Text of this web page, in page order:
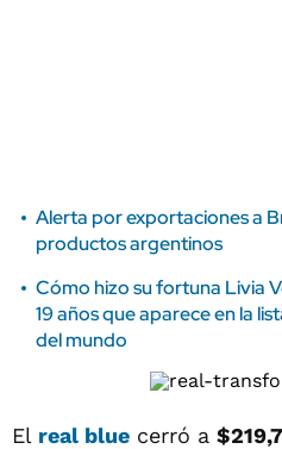
Alerta por exportaciones a
productos argentinos
Cómo hizo su fortuna Livia
19 años que aparece en la
del mundo
El real blue cerró a